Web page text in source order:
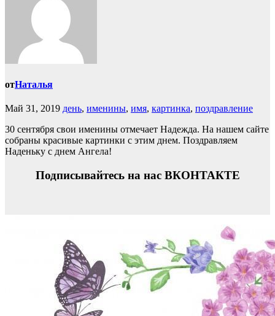
отНаталья
Май 31, 2019 день, именины, имя, картинка, поздравление
30 сентября свои именины отмечает Надежда. На нашем сайте
собраны красивые картинки с этим днем. Поздравляем
Наденьку с днем Ангела!
Подписывайтесь на нас ВКОНТАКТЕ